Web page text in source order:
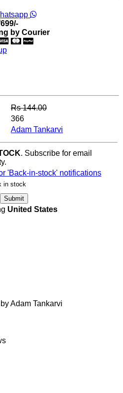
699/-
by Courier
Rs144.00
366
Adam Tankarvi
. Subscribe for email
'Back-in-stock' notifications
in stock
Submit
United States
Adam Tankarvi